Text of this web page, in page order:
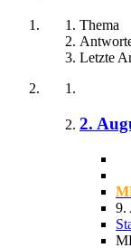
Thema
Letzte
2.
9.